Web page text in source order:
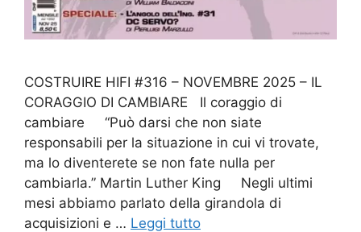
COSTRUIRE HIFI #316 – NOVEMBRE 2025 – IL
CORAGGIO DI CAMBIARE Il coraggio di
cambiare “Può darsi che non siate
responsabili per la situazione in cui vi trovate,
ma lo diventerete se non fate nulla per
cambiarla.” Martin Luther King Negli ultimi
mesi abbiamo parlato della girandola di
acquisizioni e … Leggi tutto